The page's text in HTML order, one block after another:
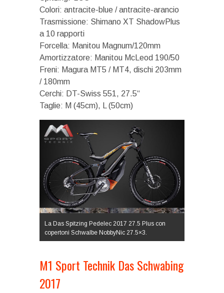
Colori: antracite-blue / antracite-arancio
Trasmissione: Shimano XT ShadowPlus
a 10 rapporti
Forcella: Manitou Magnum/120mm
Amortizzatore: Manitou McLeod 190/50
Freni: Magura MT5 / MT4, dischi 203mm
/ 180mm
Cerchi: DT-Swiss 551, 27.5“
Taglie: M (45cm), L (50cm)
La Das Spitzing Pedelec 2017 27.5 Plus con
copertoni Schwalbe NobbyNic 27.5×3.
M1 Sport Technik Das Schwabing
2017